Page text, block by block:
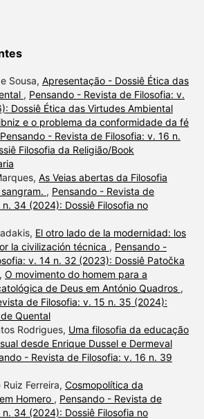
Sousa, Apresentação - Dossiê Ética das
, Pensando - Revista de Filosofia: v.
Dossiê Ética das Virtudes Ambiental
e o problema da conformidade da fé
Pensando - Revista de Filosofia: v. 16 n.
Filosofia da Religião/Book
As Veias abertas da Filosofia
, Pensando - Revista de
n. 34 (2024): Dossiê Filosofia no
El otro lado de la modernidad: los
la civilización técnica , Pensando -
v. 14 n. 32 (2023): Dossiê Patočka
O movimento do homem para a
de Deus em António Quadros ,
de Filosofia: v. 15 n. 35 (2024):
Quental
Rodrigues, Uma filosofia da educação
desde Enrique Dussel e Dermeval
- Revista de Filosofia: v. 16 n. 39
Ferreira, Cosmopolítica da
Homero , Pensando - Revista de
n. 34 (2024): Dossiê Filosofia no